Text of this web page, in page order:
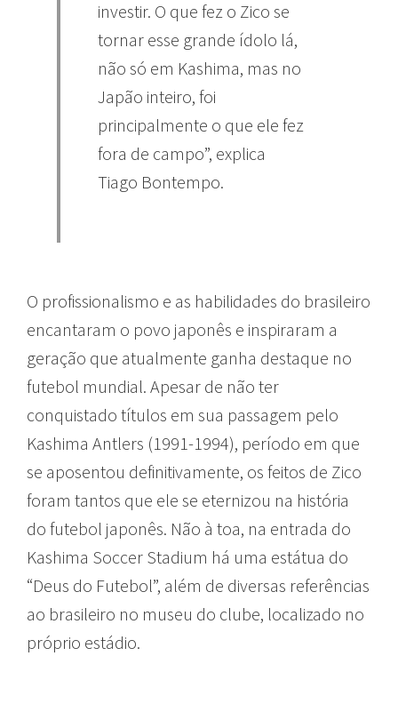
investir. O que fez o Zico se
tornar esse grande ídolo lá,
não só em Kashima, mas no
Japão inteiro, foi
principalmente o que ele fez
fora de campo”, explica
Tiago Bontempo.
O profissionalismo e as habilidades do brasileiro
encantaram o povo japonês e inspiraram a
geração que atualmente ganha destaque no
futebol mundial. Apesar de não ter
conquistado títulos em sua passagem pelo
Kashima Antlers (1991-1994), período em que
se aposentou definitivamente, os feitos de Zico
foram tantos que ele se eternizou na história
do futebol japonês. Não à toa, na entrada do
Kashima Soccer Stadium há uma estátua do
“Deus do Futebol”, além de diversas referências
ao brasileiro no museu do clube, localizado no
próprio estádio.